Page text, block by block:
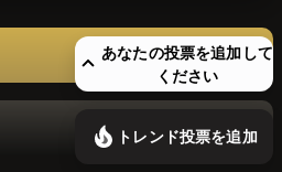
あなたの投票を追加して
ください
トレンド投票を追加